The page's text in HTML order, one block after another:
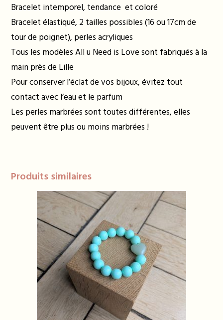
Bracelet intemporel, tendance et coloré
Bracelet élastiqué, 2 tailles possibles (16 ou 17cm de
tour de poignet), perles acryliques
Tous les modèles All u Need is Love sont fabriqués à la
main près de Lille
Pour conserver l’éclat de vos bijoux, évitez tout
contact avec l’eau et le parfum
Les perles marbrées sont toutes différentes, elles
peuvent être plus ou moins marbrées !
Produits similaires